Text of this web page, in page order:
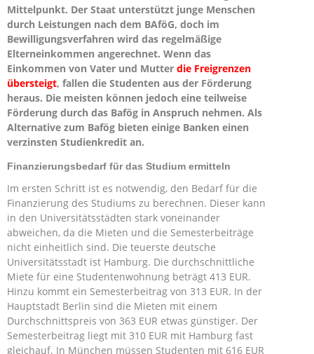
Mittelpunkt. Der Staat unterstützt junge Menschen
durch Leistungen nach dem BAföG, doch im
Bewilligungsverfahren wird das regelmäßige
Elterneinkommen angerechnet. Wenn das
Einkommen von Vater und Mutter die Freigrenzen
übersteigt, fallen die Studenten aus der Förderung
heraus. Die meisten können jedoch eine teilweise
Förderung durch das Bafög in Anspruch nehmen. Als
Alternative zum Bafög bieten einige Banken einen
verzinsten Studienkredit an.
Finanzierungsbedarf für das Studium ermitteln
Im ersten Schritt ist es notwendig, den Bedarf für die
Finanzierung des Studiums zu berechnen. Dieser kann
in den Universitätsstädten stark voneinander
abweichen, da die Mieten und die Semesterbeiträge
nicht einheitlich sind. Die teuerste deutsche
Universitätsstadt ist Hamburg. Die durchschnittliche
Miete für eine Studentenwohnung beträgt 413 EUR.
Hinzu kommt ein Semesterbeitrag von 313 EUR. In der
Hauptstadt Berlin sind die Mieten mit einem
Durchschnittspreis von 363 EUR etwas günstiger. Der
Semesterbeitrag liegt mit 310 EUR mit Hamburg fast
gleichauf. In München müssen Studenten mit 616 EUR